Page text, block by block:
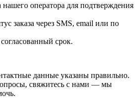
нашего оператора для подтверждения
заказа через SMS, email или по
срок.
данные указаны правильно.
свяжитесь с нами — мы